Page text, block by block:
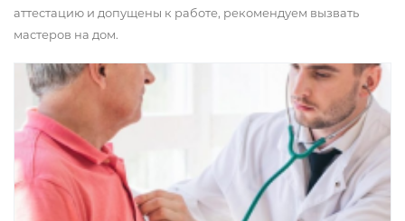
аттестацию и допущены к работе, рекомендуем вызвать
мастеров на дом.